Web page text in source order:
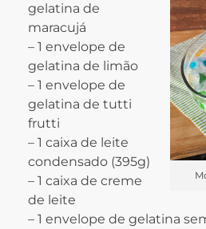
gelatina de
maracujá
– 1 envelope de
gelatina de limão
– 1 envelope de
gelatina de tutti
frutti
– 1 caixa de leite
condensado (395g)
– 1 caixa de creme
de leite
– 1 envelope de gelatina